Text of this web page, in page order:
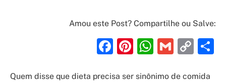
Amou este Post? Compartilhe ou Salve:
Facebook
Pinterest
Gmail
Quem disse que dieta precisa ser sinônimo de comida